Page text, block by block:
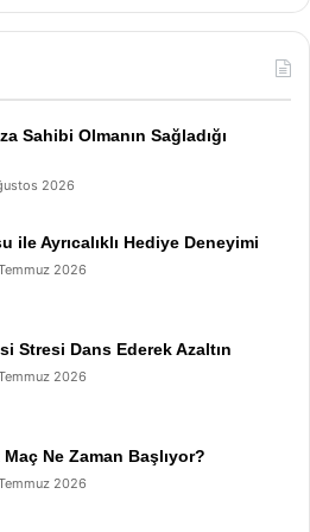
Sahibi Olmanın Sağladığı
2026
ile Ayrıcalıklı Hediye Deneyimi
2026
Stresi Dans Ederek Azaltın
2026
Ne Zaman Başlıyor?
2026